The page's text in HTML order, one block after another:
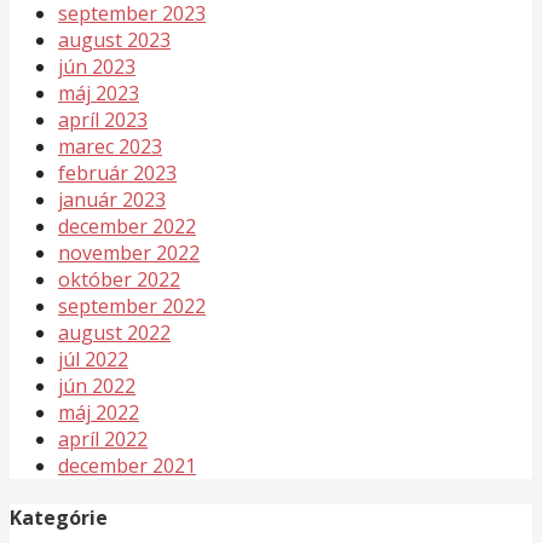
september 2023
august 2023
jún 2023
máj 2023
apríl 2023
marec 2023
február 2023
január 2023
december 2022
november 2022
október 2022
september 2022
august 2022
júl 2022
jún 2022
máj 2022
apríl 2022
december 2021
Kategórie